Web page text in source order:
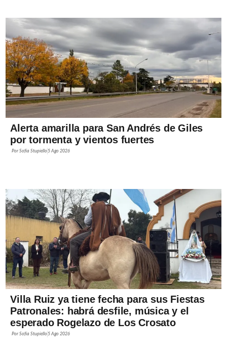
Alerta amarilla para San Andrés de Giles
por tormenta y vientos fuertes
PorSofía Stupiello5 Ago 2026
Villa Ruiz ya tiene fecha para sus Fiestas
Patronales: habrá desfile, música y el
esperado Rogelazo de Los Crosato
PorSofía Stupiello5 Ago 2026